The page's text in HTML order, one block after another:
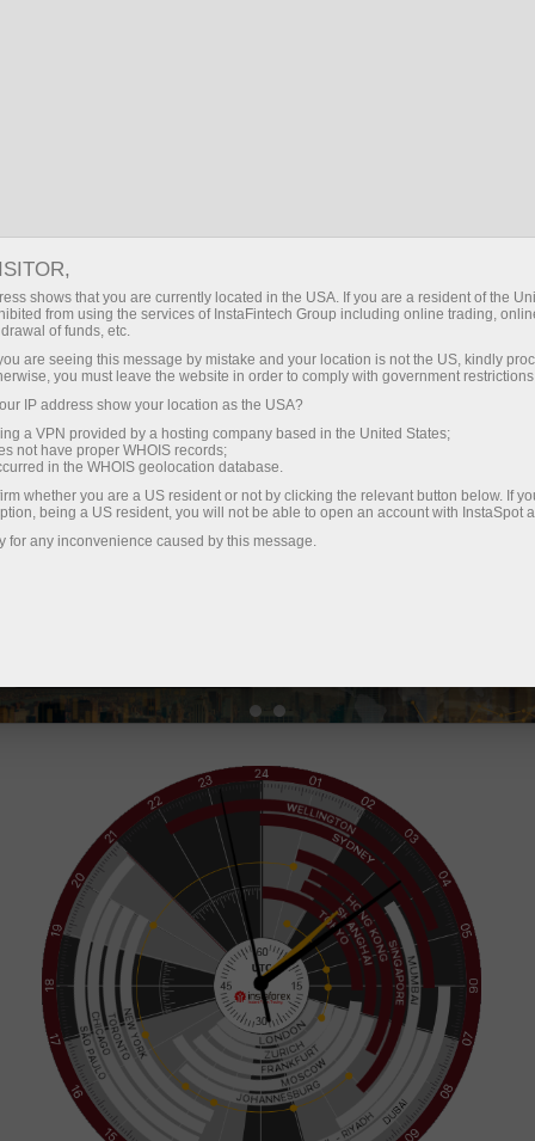
LONDRES
shows that you are currently located in the USA. If you are a resident of the
from using the services of InstaFintech Group including online trading,
of funds, etc.
are seeing this message by mistake and your location is not the US, kindly
you must leave the website in order to comply with government
IP address show your location as the USA?
a VPN provided by a hosting company based in the United States;
not have proper WHOIS records;
in the WHOIS geolocation database.
whether you are a US resident or not by clicking the relevant button below. If
being a US resident, you will not be able to open an account with InstaSpot
for any inconvenience caused by this message.